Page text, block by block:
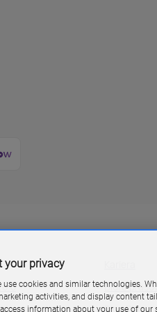
Biuro
Blog Play
your privacy
use cookies and similar technologies.
activities, and display content
information about your use of